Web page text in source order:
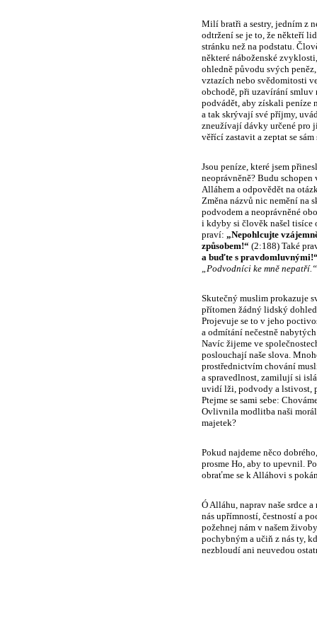
Milí bratři a sestry, jedním z
odtržení se je to, že někteří
stránku než na podstatu.
některé náboženské
ohledně původu svých
vztazích nebo svědomitosti
obchodě, při uzavírání
podvádět, aby získali peníze
a tak skrývají své příjmy,
zneužívají dávky určené pro
věřící zastavit a zeptat se sám
Jsou peníze, které jsem
neoprávněně? Budu
Alláhem a odpovědět na
Změna názvů nic nemění na
podvodem a neoprávněné
i kdyby si člověk našel tisíce
praví: „Nepohlcujte
způsobem!“ (2:188) Také
a buďte s
„Podvodníci ke mně nepatří.“
Skutečný muslim prokazuje
přítomen žádný lidský
Projevuje se to v jeho
a odmítání nečestně
Navíc žijeme ve
poslouchají naše slova.
prostřednictvím chování
a spravedlnost, zamilují si
uvidí lži, podvody a lstivost,
Ptejme se sami sebe:
Ovlivnila modlitba naši
majetek?
Pokud najdeme něco
prosme Ho, aby to upevnil.
obraťme se k Alláhovi s
Ó Alláhu, naprav naše srdce
nás upřímností, čestností a
požehnej nám v našem
pochybným a učiň z nás ty,
nezbloudí ani neuvedou